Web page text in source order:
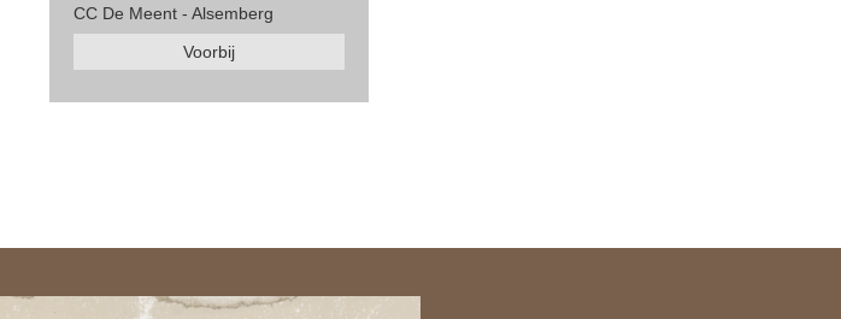
CC De Meent - Alsemberg
Voorbij